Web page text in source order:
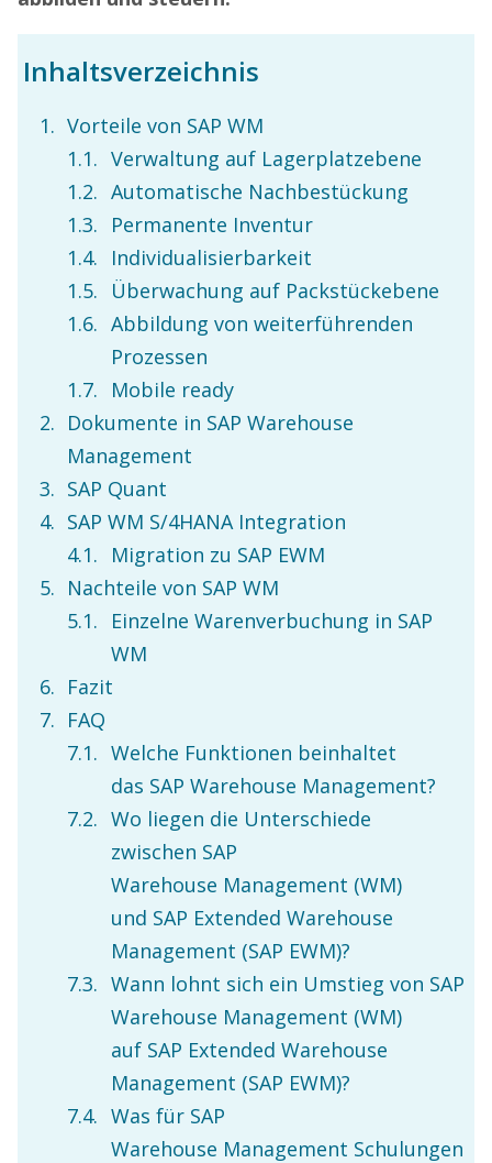
Inhaltsverzeichnis
Vorteile von SAP WM
Verwaltung auf Lagerplatzebene
Automatische Nachbestückung
Permanente Inventur
Individualisierbarkeit
Überwachung auf Packstückebene
Abbildung von weiterführenden
Prozessen
Mobile ready
Dokumente in SAP Warehouse
Management
SAP Quant
SAP WM S/4HANA Integration
Migration zu SAP EWM
Nachteile von SAP WM
Einzelne Warenverbuchung in SAP
WM
Fazit
FAQ
Welche Funktionen beinhaltet
das SAP Warehouse Management?
Wo liegen die Unterschiede
zwischen SAP
Warehouse Management (WM)
und SAP Extended Warehouse
Management (SAP EWM)?
Wann lohnt sich ein Umstieg von SAP
Warehouse Management (WM)
auf SAP Extended Warehouse
Management (SAP EWM)?
Was für SAP
Warehouse Management Schulungen